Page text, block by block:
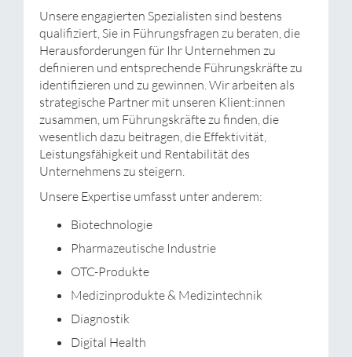
Unsere engagierten Spezialisten sind bestens
qualifiziert, Sie in Führungsfragen zu beraten, die
Herausforderungen für Ihr Unternehmen zu
definieren und entsprechende Führungskräfte zu
identifizieren und zu gewinnen. Wir arbeiten als
strategische Partner mit unseren Klient:innen
zusammen, um Führungskräfte zu finden, die
wesentlich dazu beitragen, die Effektivität,
Leistungsfähigkeit und Rentabilität des
Unternehmens zu steigern.
Unsere Expertise umfasst unter anderem:
Biotechnologie
Pharmazeutische Industrie
OTC-Produkte
Medizinprodukte & Medizintechnik
Diagnostik
Digital Health